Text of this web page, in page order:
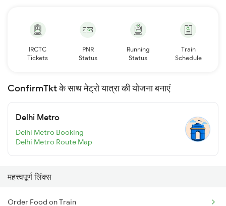
IRCTC
Tickets
PNR
Status
Running
Status
Train
Schedule
ConfirmTkt के साथ मेट्रो यात्रा की योजना बनाएं
Delhi Metro
Delhi Metro Booking
Delhi Metro Route Map
महत्त्वपूर्ण लिंक्स
Order Food on Train